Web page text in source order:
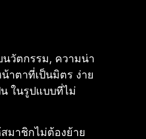
วัตกรรม, ความน่า
าตาที่เป็นมิตร ง่าย
ในรูปแบบที่ไม่
มาชิกไม่ต้องย้าย